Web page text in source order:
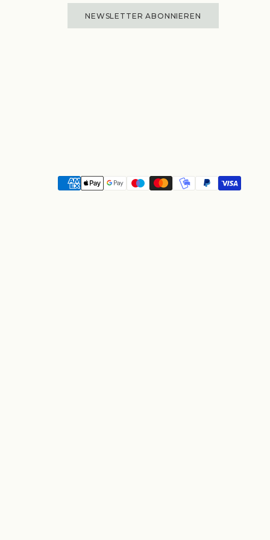
NEWSLETTER ABONNIEREN